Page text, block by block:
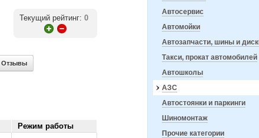
Автосервис
Автомойки
Автозапчасти, шины и
Такси, прокат автомобилей
Автошколы
АЗС
Автостоянки и паркинги
Шиномонтаж
Прочие категории
Текущий рейтинг: 0
Отзывы
Режим работы